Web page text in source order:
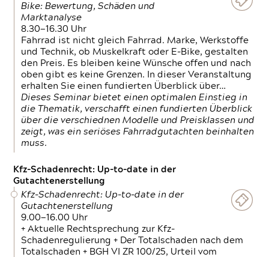
Bike: Bewertung, Schäden und
Marktanalyse
8.30—16.30 Uhr
Fahrrad ist nicht gleich Fahrrad. Marke, Werkstoffe
und Technik, ob Muskelkraft oder E-Bike, gestalten
den Preis. Es bleiben keine Wünsche offen und nach
oben gibt es keine Grenzen. In dieser Veranstaltung
erhalten Sie einen fundierten Überblick über…
Dieses Seminar bietet einen optimalen Einstieg in
die Thematik, verschafft einen fundierten Überblick
über die verschiednen Modelle und Preisklassen und
zeigt, was ein seriöses Fahrradgutachten beinhalten
muss.
Kfz-Schadenrecht: Up-to-date in der
Gutachtenerstellung
Kfz-Schadenrecht: Up-to-date in der
Gutachtenerstellung
9.00—16.00 Uhr
+ Aktuelle Rechtsprechung zur Kfz-
Schadenregulierung + Der Totalschaden nach dem
Totalschaden + BGH VI ZR 100/25, Urteil vom